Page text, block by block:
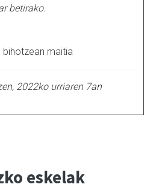
betirako.
bihotzean maitia
2022ko urriaren 7an
eskelak